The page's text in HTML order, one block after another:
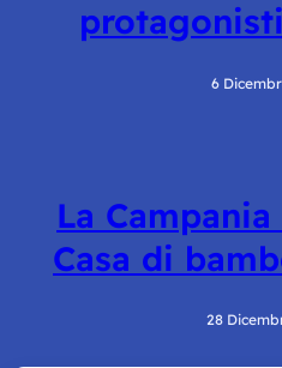
6
La
Casa di
28